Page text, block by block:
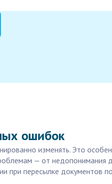
ошибок
изменять. Это
— от недопонимания
при пересылке документов